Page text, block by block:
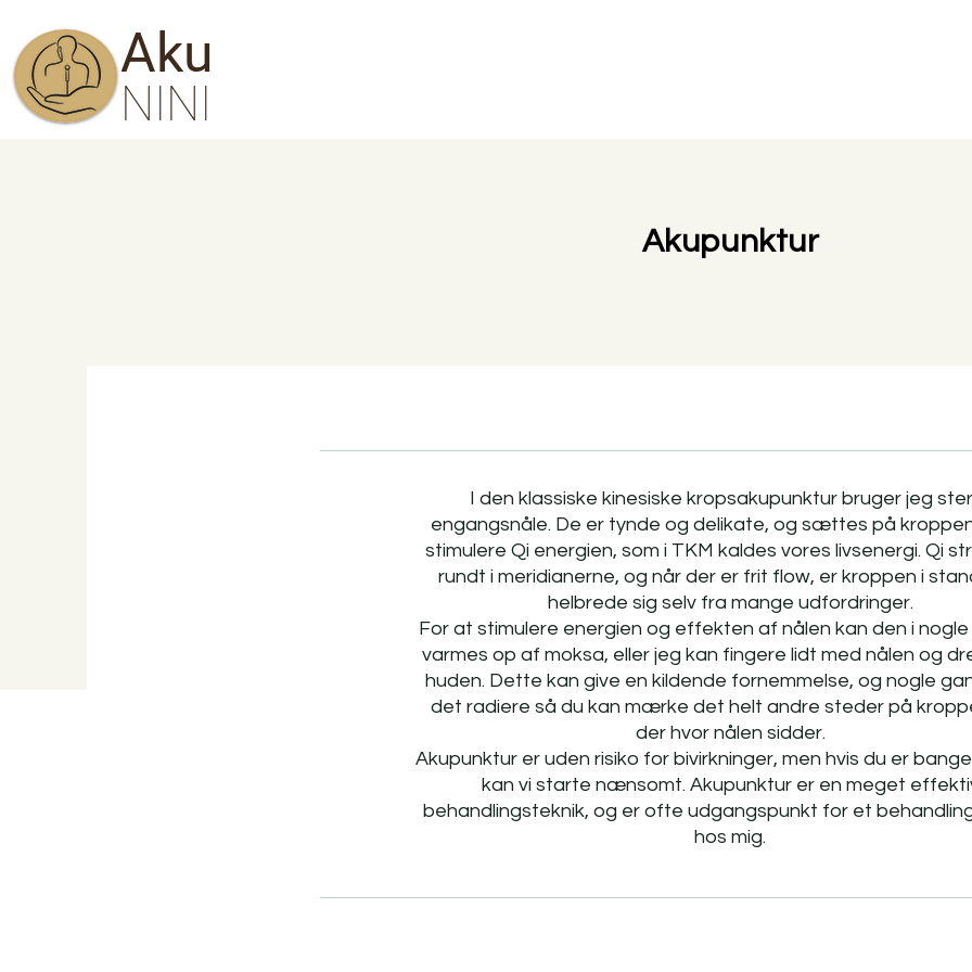
Aku
NINI
Akupunktur
I den klassiske kinesiske kropsakupunktur bruger jeg
engangsnåle. De er tynde og delikate, og sættes på
stimulere Qi energien, som i TKM kaldes vores livsenergi. Qi
rundt i meridianerne, og når der er frit flow, er kroppen i
helbrede sig selv fra mange udfordringer.
For at stimulere energien og effekten af nålen kan den i
varmes op af moksa, eller jeg kan fingere lidt med nålen og
huden. Dette kan give en kildende fornemmelse, og nogle
det radiere så du kan mærke det helt andre steder på
der hvor nålen sidder.
Akupunktur er uden risiko for bivirkninger, men hvis du er
kan vi starte nænsomt. Akupunktur er en meget
behandlingsteknik, og er ofte udgangspunkt for et
hos mig.